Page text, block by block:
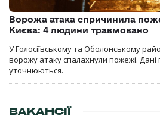
Ворожа атака спричинила
Києва: 4 людини травмовано
У Голосіївському та Оболонському
ворожу атаку спалахнули пожежі.
уточнюються.
ВАКАНСІЇ